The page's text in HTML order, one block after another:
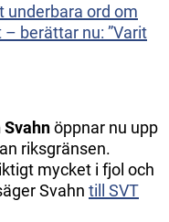
underbara ord om
berättar nu: ”Varit
Svahnöppnar nu upp
riksgränsen.
mycket i fjol och
Svahn till SVT